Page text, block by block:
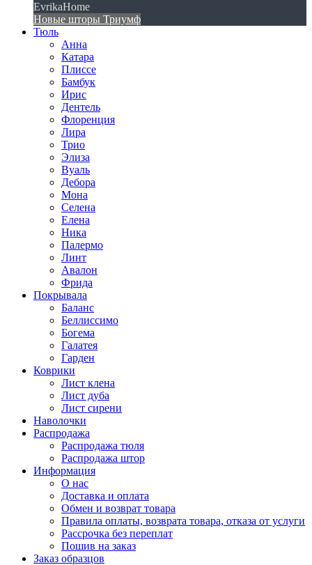
EvrikaHome
Новые шторы Триумф
Тюль
Анна
Катара
Плиссе
Бамбук
Ирис
Дентель
Флоренция
Лира
Трио
Элиза
Вуаль
Дебора
Мона
Селена
Елена
Ника
Палермо
Линт
Авалон
Фрида
Покрывала
Баланс
Беллиссимо
Богема
Галатея
Гарден
Коврики
Лист клена
Лист дуба
Лист сирени
Наволочки
Распродажа
Распродажа тюля
Распродажа штор
Информация
О нас
Доставка и оплата
Обмен и возврат товара
Правила оплаты, возврата товара, отказа от услуги
Рассрочка без переплат
Пошив на заказ
Заказ образцов